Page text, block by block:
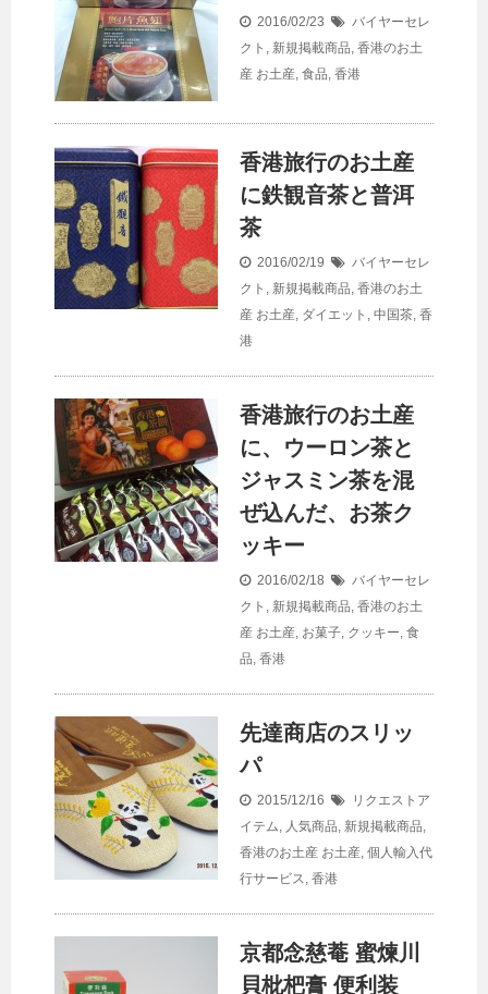
2016/02/23
バイヤーセレ
クト , 新規掲載商品, 香港のお土
産 お土産, 食品, 香港
香港旅行のお土産
に鉄観音茶と普洱
茶
2016/02/19
バイヤーセレ
クト , 新規掲載商品, 香港のお土
産 お土産, ダイエット , 中国茶, 香
港
香港旅行のお土産
に、ウーロン茶と
ジャスミン茶を混
ぜ込んだ、お茶ク
ッキー
2016/02/18
バイヤーセレ
クト , 新規掲載商品, 香港のお土
産 お土産, お菓子, クッキー, 食
品, 香港
先達商店のスリッ
パ
2015/12/16
リクエストア
イテム, 人気商品, 新規掲載商品,
香港のお土産 お土産, 個人輸入代
行サービス, 香港
京都念慈菴 蜜煉川
貝枇杷膏 便利装